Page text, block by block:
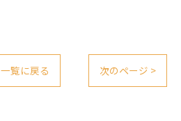
一覧に戻る 次のページ >